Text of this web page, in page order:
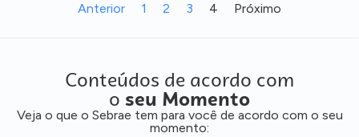
Anterior 1 2 3 4 Próximo
Conteúdos de acordo com
o seu Momento
Veja o que o Sebrae tem para você de acordo com o seu
momento: